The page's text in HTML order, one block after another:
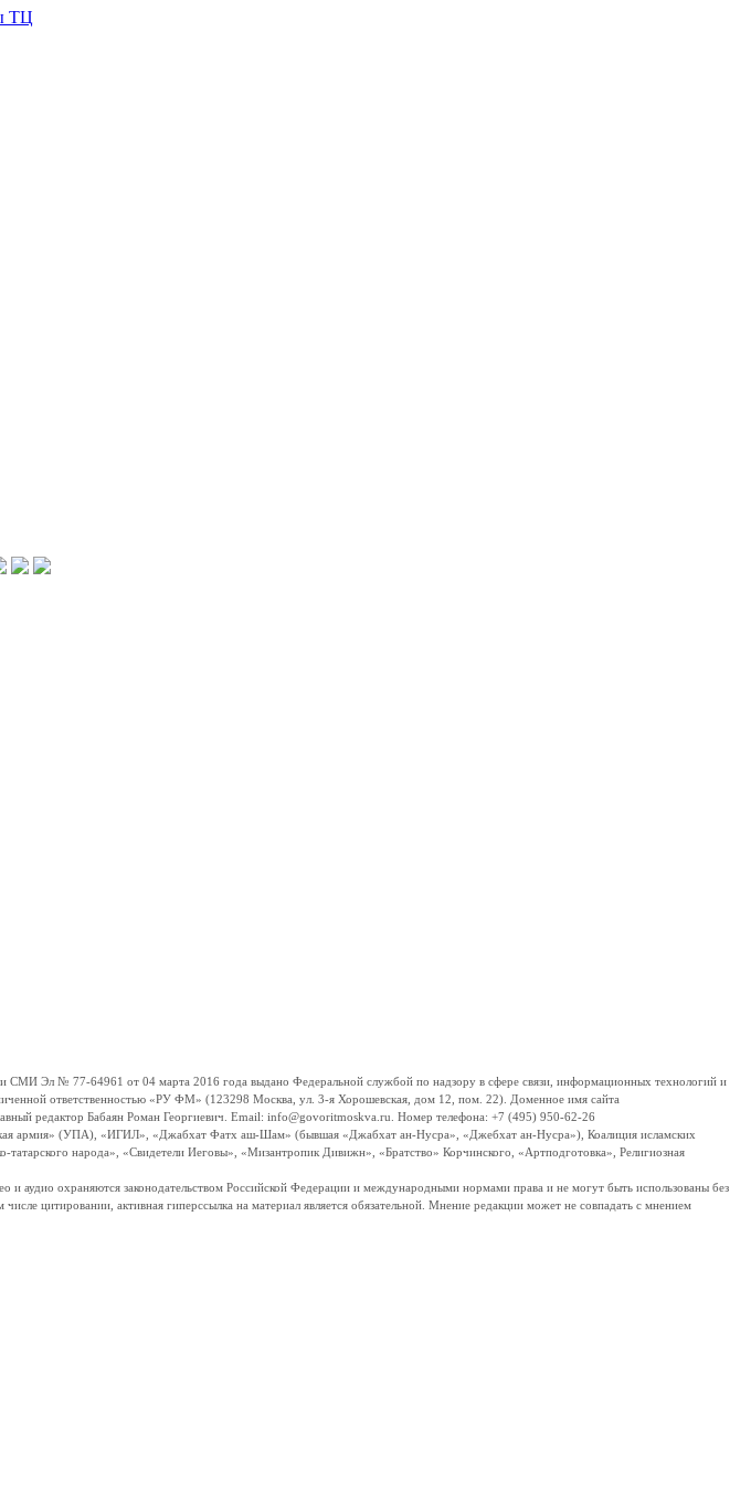
ТЦ
Эл № 77-64961 от 04 марта 2016 года выдано Федеральной службой по надзору в сфере связи, информационных технологий и
ответственностью «РУ ФМ» (123298 Москва, ул. 3-я Хорошевская, дом 12, пом. 22). Доменное имя сайта
редактор Бабаян Роман Георгиевич. Email: info@govoritmoskva.ru. Номер телефона: +7 (495) 950-62-26
армия» (УПА), «ИГИЛ», «Джабхат Фатх аш-Шам» (бывшая «Джабхат ан-Нусра», «Джебхат ан-Нусра»), Коалиция исламских
народа», «Свидетели Иеговы», «Мизантропик Дивижн», «Братство» Корчинского, «Артподготовка», Религиозная
аудио охраняются законодательством Российской Федерации и международными нормами права и не могут быть использованы без
цитировании, активная гиперссылка на материал является обязательной. Мнение редакции может не совпадать с мнением